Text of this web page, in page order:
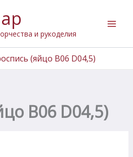
и рукоделия
(яйцо В06 D04,5)
В06 D04,5)